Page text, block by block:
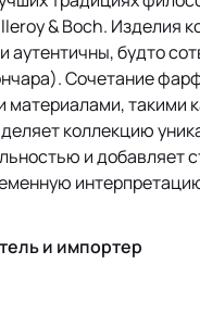
& Boch. Изделия
аутентичны, будто
Сочетание
материалами, такими
коллекцию
и добавляет
и импортер